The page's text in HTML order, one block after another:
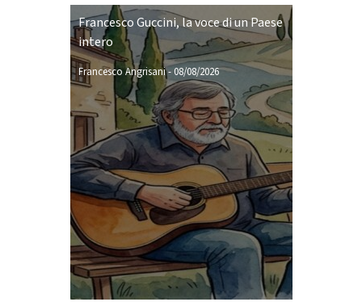
Francesco Guccini, la voce di un Paese
intero
Francesco Angrisani-08/08/2026